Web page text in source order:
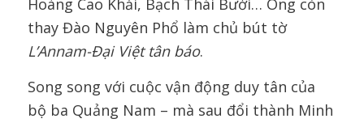
thay Đào Nguyên Phổ làm chủ bút tờ
L’Annam-Đại Việt tân báo.
Song song với cuộc vận động duy tân của
bộ ba Quảng Nam – mà sau đổi thành Minh